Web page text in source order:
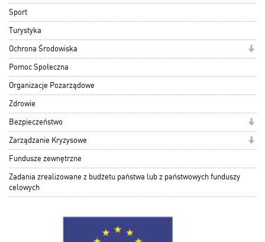
Sport
Turystyka
Ochrona Środowiska
Pomoc Społeczna
Organizacje Pozarządowe
Zdrowie
Bezpieczeństwo
Zarządzanie Kryzysowe
Fundusze zewnętrzne
Zadania zrealizowane z budżetu państwa lub z państwowych funduszy
celowych